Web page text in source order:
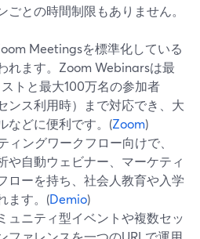
ごとの時間制限もありません。
Meetingsを標準化している
れます。Zoom Webinarsは最
トと最大100万名の参加者
ンス利用時）まで対応でき、大
などに便利です。(Zoom)
ィングワークフロー向けで、
や自動ウェビナー、マーケティ
ローを持ち、社会人教育や入学
ます。(Demio)
ュニティ型イベントや複数セッ